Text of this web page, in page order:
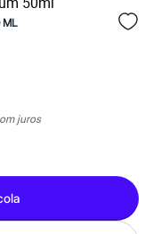
ML
juros